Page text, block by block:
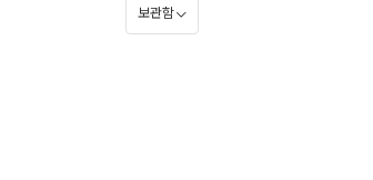
보관함